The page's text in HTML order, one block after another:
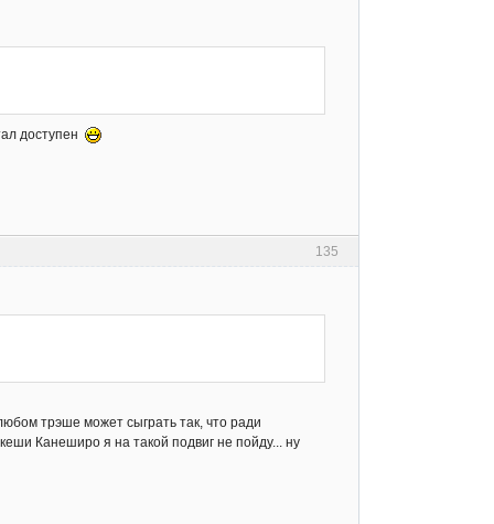
доступен
135
трэше может сыграть так, что ради
Канеширо я на такой подвиг не пойду... ну